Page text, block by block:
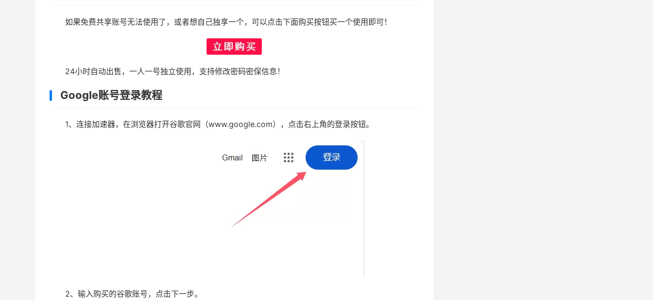
如果免费共享账号无法使用了，或者想自己独享一个，可以点击下面购买按钮买一个使用即可！
24小时自动出售，一人一号独立使用，支持修改密码密保信息！
Google账号登录教程
1、连接加速器，在浏览器打开谷歌官网（www.google.com），点击右上角的登录按钮。
2、输入购买的谷歌账号，点击下一步。